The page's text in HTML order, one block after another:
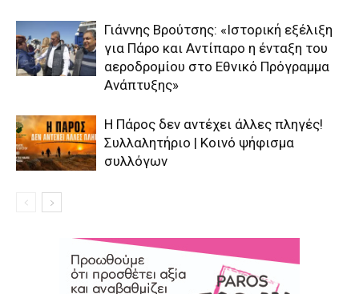
Γιάννης Βρούτσης: «Ιστορική εξέλιξη
για Πάρο και Αντίπαρο η ένταξη του
αεροδρομίου στο Εθνικό Πρόγραμμα
Ανάπτυξης»
Η Πάρος δεν αντέχει άλλες πληγές!
Συλλαλητήριο | Κοινό ψήφισμα
συλλόγων